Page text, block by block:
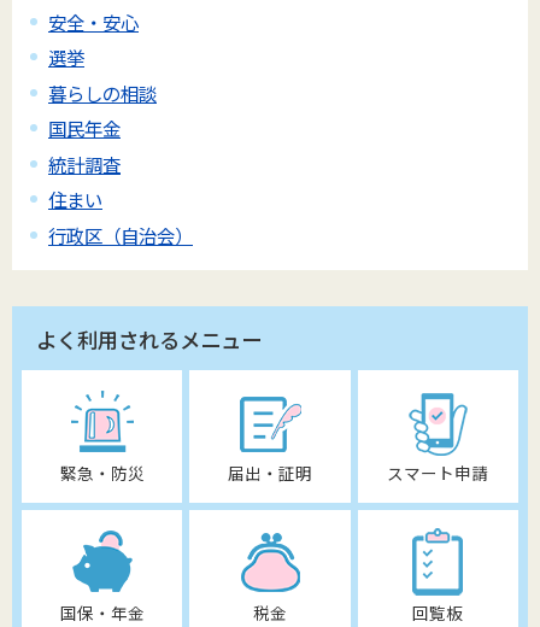
安全・安心
選挙
暮らしの相談
国民年金
統計調査
住まい
行政区（自治会）
よく利用されるメニュー
緊急・防災 届出・証明 スマート申請
国保・年金 税金 回覧板